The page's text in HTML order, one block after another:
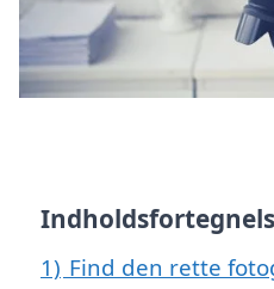
1) Find den rette